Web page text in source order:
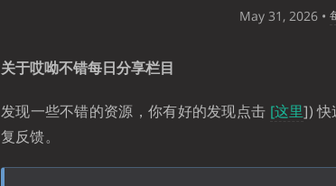
May 31, 2026 •
关于哎呦不错每日分享栏目
发现一些不错的资源，你有好的发现点击 [这里]) 快
复反馈。